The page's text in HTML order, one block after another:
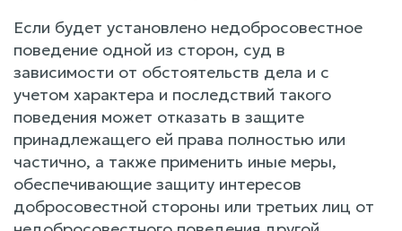
Если будет установлено недобросовестное
поведение одной из сторон, суд в
зависимости от обстоятельств дела и с
учетом характера и последствий такого
поведения может отказать в защите
принадлежащего ей права полностью или
частично, а также применить иные меры,
обеспечивающие защиту интересов
добросовестной стороны или третьих лиц от